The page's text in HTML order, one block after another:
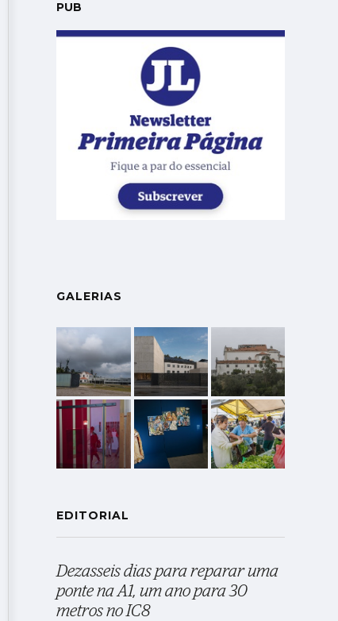
PUB
GALERIAS
EDITORIAL
Dezasseis dias para reparar uma
ponte na A1, um ano para 30
metros no IC8